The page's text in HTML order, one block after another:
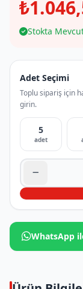
Stokta
Adet Seçimi
Toplu sipariş için
girin.
5
adet
WhatsApp